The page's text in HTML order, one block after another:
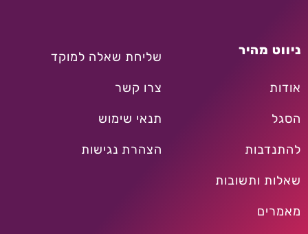
ניווט מהיר
אודות
הסגל
להתנדבות
שאלות ותשובות
מאמרים
שליחת שאלה למוקד
צרו קשר
תנאי שימוש
הצהרת נגישות